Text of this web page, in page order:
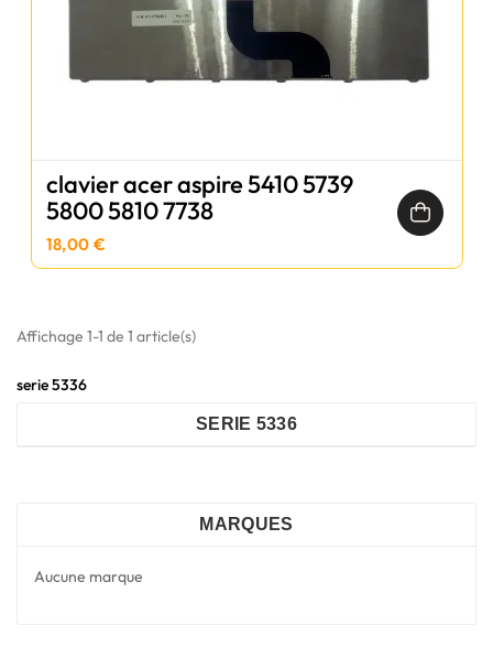
clavier acer aspire 5410 5739
5800 5810 7738
18,00 €
Affichage 1-1 de 1 article(s)
serie 5336
SERIE 5336
MARQUES
Aucune marque